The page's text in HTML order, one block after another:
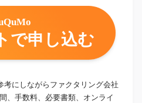
で申し込む
考にしながらファクタリング会社
、手数料、必要書類、オンライ